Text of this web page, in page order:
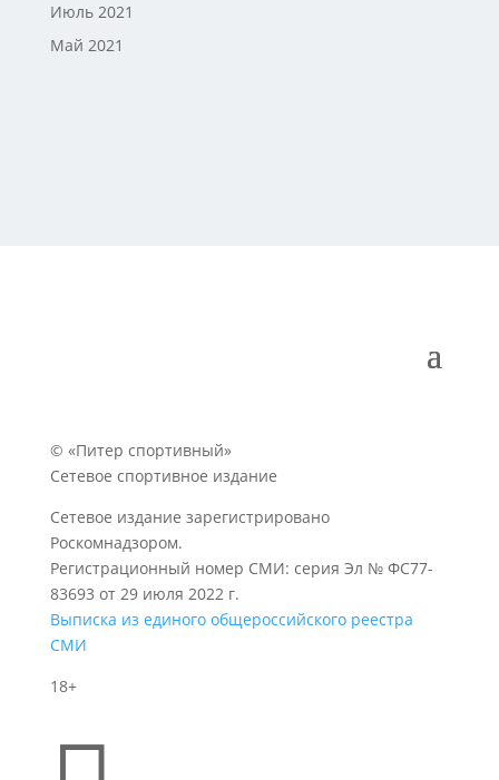
Июль 2021
Май 2021
© «Питер спортивный»
Сетевое спортивное издание
Сетевое издание зарегистрировано
Роскомнадзором.
Регистрационный номер СМИ: серия Эл № ФС77-
83693 от 29 июля 2022 г.
Выписка из единого общероссийского реестра
СМИ
18+